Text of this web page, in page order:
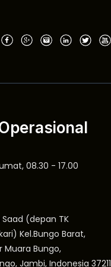
08.30 - 17.00
Saad (depan TK
Kel.Bungo Barat,
Muara Bungo,
Jambi, Indonesia 37211